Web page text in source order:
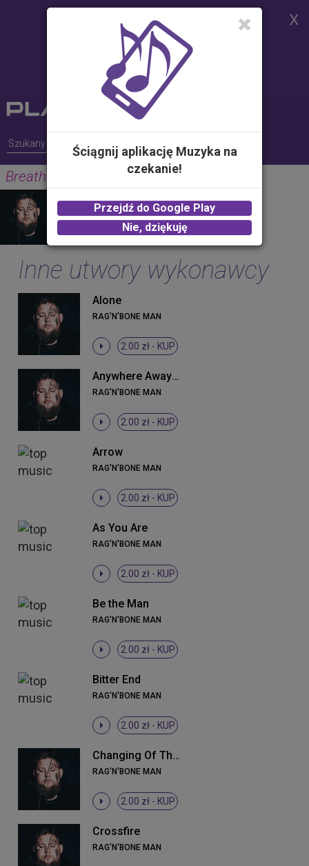
celu realizacji usług i zgodnie z
Polityką Plików Cookies.
Możesz określić warunki
przechowywania lub dostępu do
plików cookies w Twojej
przeglądarce
Breath In Me
RAG'N'BONE MAN
2.00 zł -KUP
Inne utwory wykonawcy
Alone
RAG'N'BONE MAN
2.00 zł - KUP
Anywhere Away From Here
RAG'N'BONE MAN
2.00 zł - KUP
Arrow
RAG'N'BONE MAN
2.00 zł - KUP
As You Are
RAG'N'BONE MAN
2.00 zł - KUP
Be the Man
RAG'N'BONE MAN
2.00 zł - KUP
Bitter End
RAG'N'BONE MAN
2.00 zł - KUP
Changing Of The Guard
RAG'N'BONE MAN
2.00 zł - KUP
Crossfire
RAG'N'BONE MAN
Ściągnij aplikację Muzyka na
czekanie!
Przejdź do Google Play
Nie, dziękuję